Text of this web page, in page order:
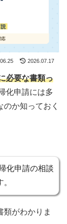
2026.07.17
必要な書類っ
化申請には多
か知っておく
化申請の相談
類がわかりま